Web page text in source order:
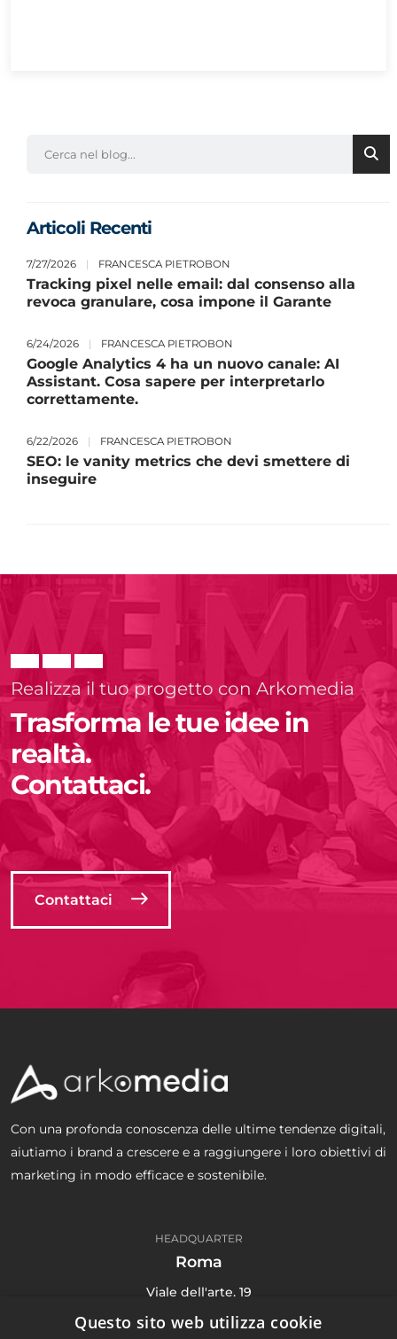
Articoli Recenti
7/27/2026 | FRANCESCA PIETROBON
Tracking pixel nelle email: dal consenso alla
revoca granulare, cosa impone il Garante
6/24/2026 | FRANCESCA PIETROBON
Google Analytics 4 ha un nuovo canale: AI
Assistant. Cosa sapere per interpretarlo
correttamente.
6/22/2026 | FRANCESCA PIETROBON
SEO: le vanity metrics che devi smettere di
inseguire
Realizza il tuo progetto con Arkomedia
Trasforma le tue idee in
realtà.
Contattaci.
Contattaci
Con una profonda conoscenza delle ultime tendenze digitali,
aiutiamo i brand a crescere e a raggiungere i loro obiettivi di
marketing in modo efficace e sostenibile.
HEADQUARTER
Roma
Viale dell'arte, 19
00144 Roma Italy
Questo sito web utilizza cookie